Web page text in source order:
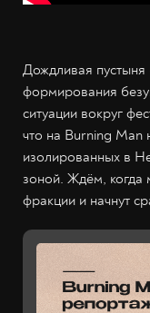
Дождливая
формирования
ситуации вокруг
что на Burning Man
изолированных в
зоной. Ждём, когда
фракции и начнут